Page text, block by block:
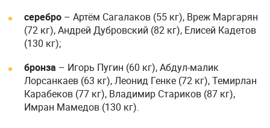
серебро – Артём Сагалаков (55 кг), Вреж Маргарян
(72 кг), Андрей Дубровский (82 кг), Елисей Кадетов
(130 кг);
бронза – Игорь Пугин (60 кг), Абдул-малик
Лорсанкаев (63 кг), Леонид Генке (72 кг), Темирлан
Карабеков (77 кг), Владимир Стариков (87 кг),
Имран Мамедов (130 кг).